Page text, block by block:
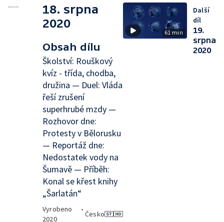
18. srpna
2020
Obsah dílu
Školství: Rouškový
kvíz - třída, chodba,
družina — Duel: Vláda
řeší zrušení
superhrubé mzdy —
Rozhovor dne:
Protesty v Bělorusku
— Reportáž dne:
Nedostatek vody na
Šumavě — Příběh:
Konal se křest knihy
„Šarlatán“
Vyrobeno
2020
•
Česko
61 min
Další
díl
19.
srpna
2020